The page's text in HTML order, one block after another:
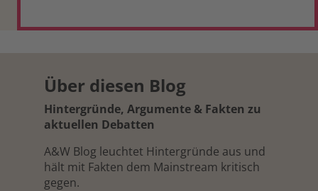
Über diesen Blog
Hintergründe, Argumente & Fakten zu
aktuellen Debatten
A&W Blog leuchtet Hintergründe aus und
hält mit Fakten dem Mainstream kritisch
gegen.